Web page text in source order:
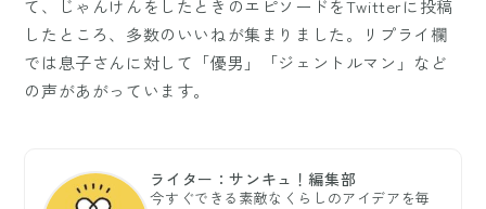
て、じゃんけんをしたときのエピソードをTwitterに投稿
したところ、多数のいいねが集まりました。リプライ欄
では息子さんに対して「優男」「ジェントルマン」など
の声があがっています。
ライター：サンキュ！編集部
今すぐできる素敵なくらしのアイデアを毎